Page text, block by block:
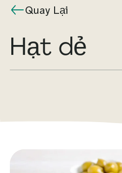
Quay Lại
hạt dẻ